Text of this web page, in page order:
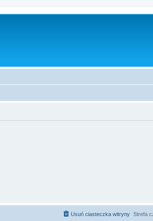
Strefa
Usuń ciasteczka witryny